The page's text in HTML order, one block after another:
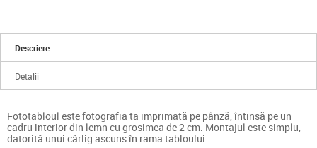
Descriere
Detalii
Fototabloul este fotografia ta imprimată pe pânză, întinsă pe un
cadru interior din lemn cu grosimea de 2 cm. Montajul este simplu,
datorită unui cârlig ascuns în rama tabloului.